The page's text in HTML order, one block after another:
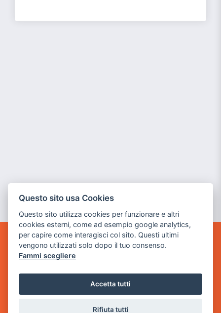
GAME WARP
BY POWER GAME SRL
Sede Legale
via Villaggio dei Platani, 3
- 25014 Castenedolo, Brescia
Questo sito usa Cookies
Questo sito utilizza cookies per funzionare e altri
cookies esterni, come ad esempio google analytics,
per capire come interagisci col sito. Questi ultimi
vengono utilizzati solo dopo il tuo consenso.
Fammi scegliere
Accetta tutti
Rifiuta tutti